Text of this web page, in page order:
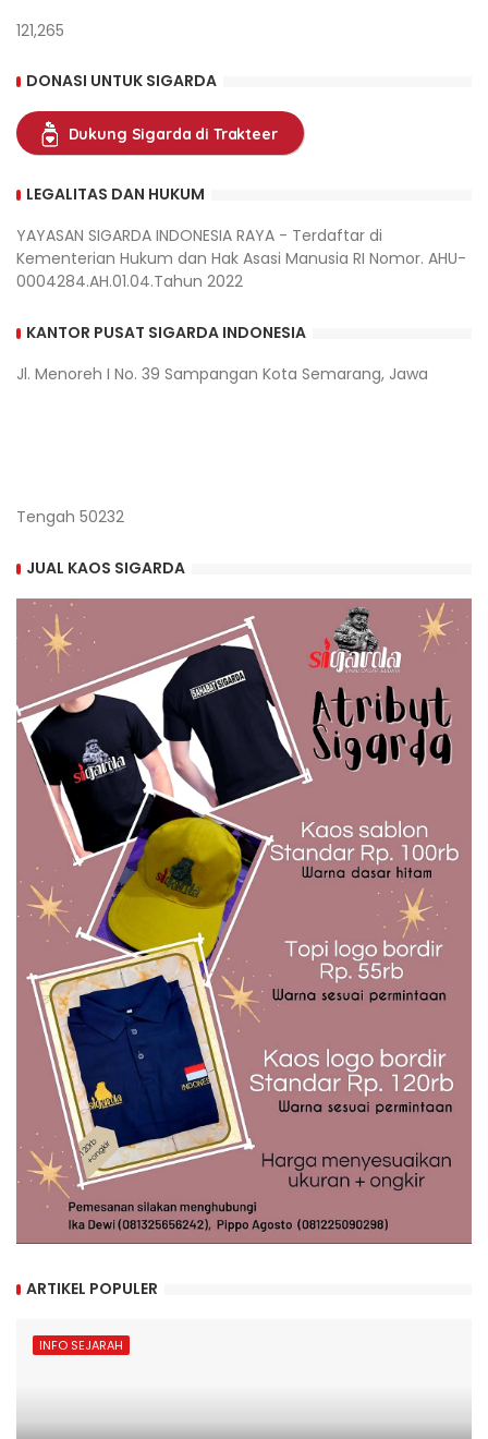
121,265
DONASI UNTUK SIGARDA
Dukung Sigarda di Trakteer
LEGALITAS DAN HUKUM
YAYASAN SIGARDA INDONESIA RAYA - Terdaftar di
Kementerian Hukum dan Hak Asasi Manusia RI Nomor. AHU-
0004284.AH.01.04.Tahun 2022
KANTOR PUSAT SIGARDA INDONESIA
Jl. Menoreh I No. 39 Sampangan Kota Semarang, Jawa
Tengah 50232
JUAL KAOS SIGARDA
ARTIKEL POPULER
INFO SEJARAH